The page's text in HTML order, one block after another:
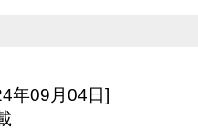
年09月04日]